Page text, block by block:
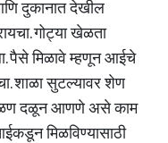
दुकानात देखील
गोट्या खेळता
पैसे मिळावे म्हणून आईचे
शाळा सुटल्यावर शेण
दळून आणणे असे काम
मिळविण्यासाठी